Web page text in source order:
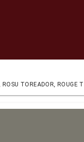
ROSU TOREADOR, ROUGE